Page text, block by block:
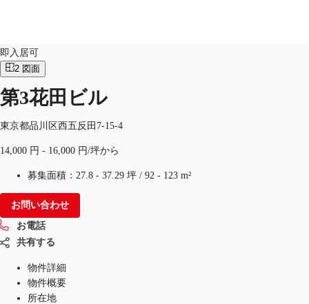
オフィス・事務所
倉庫・物流センター
地図検索
記事
仲介会社様はこちらへ
お気に入り
JP
お電話 お問合せ
即入居可
2 図面
第3花田ビル
東京都品川区西五反田7-15-4
14,000 円 - 16,000 円/坪から
募集面積： 27.8 - 37.29 坪 / 92 - 123 m²
お問い合わせ
お電話
共有する
物件詳細
物件概要
所在地